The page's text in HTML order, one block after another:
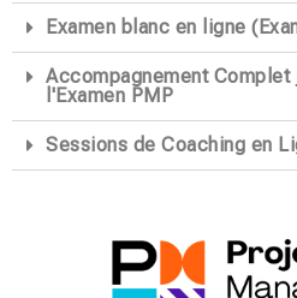
Examen blanc en ligne
Accompagnement
l'Examen PMP
Sessions de Coaching en